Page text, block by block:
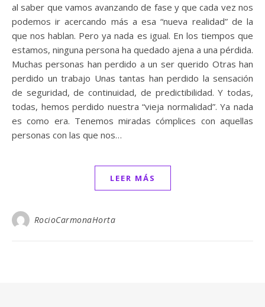
al saber que vamos avanzando de fase y que cada vez nos
podemos ir acercando más a esa “nueva realidad” de la
que nos hablan. Pero ya nada es igual. En los tiempos que
estamos, ninguna persona ha quedado ajena a una pérdida.
Muchas personas han perdido a un ser querido Otras han
perdido un trabajo Unas tantas han perdido la sensación
de seguridad, de continuidad, de predictibilidad. Y todas,
todas, hemos perdido nuestra “vieja normalidad”. Ya nada
es como era. Tenemos miradas cómplices con aquellas
personas con las que nos…
LEER MÁS
RocioCarmonaHorta